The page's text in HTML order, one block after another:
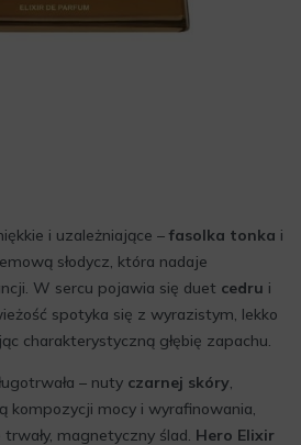
i uzależniające – fasolka tonka i
słodycz, która nadaje
W sercu pojawia się duet cedru i
spotyka się z wyrazistym, lekko
charakterystyczną głębię zapachu.
– nuty czarnej skóry,
kompozycji mocy i wyrafinowania,
magnetyczny ślad. Hero Elixir